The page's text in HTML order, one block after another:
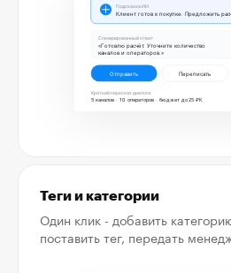
Теги и категории
Один клик - добавить
поставить тег, передать